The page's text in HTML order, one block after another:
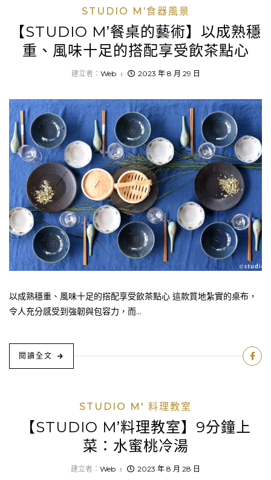
STUDIO M’食器風景
【STUDIO M’餐桌的藝術】以成熟穩
重、風味十足的搭配享受飲茶點心
建立者： Web 2023 年 8 月 29 日
以成熟穩重、風味十足的搭配享受飲茶點心 這款質地紮實的桌布，
令人充分感受到強韌與包容力，而...
閱讀全文
STUDIO M' 料理教室
【STUDIO M’料理教室】9分鐘上
菜：水蜜桃冷湯
建立者： Web 2023 年 8 月 28 日